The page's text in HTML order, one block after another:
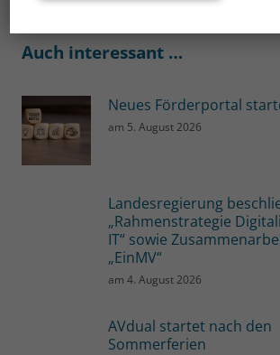
Auch interessant …
Neues Förderportal
am 5. August 2026
Landesregierung
„Rahmenstrategie
IT“ sowie
„EinMV“
am4. August 2026
AVdual startet nach den
Sommerferien